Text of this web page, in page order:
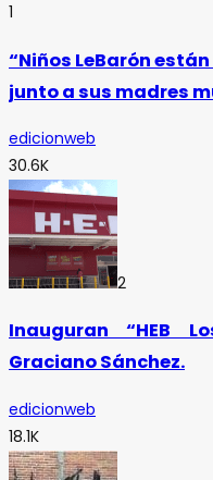
1
“Niños LeBarón
junto a sus madres
edicionweb
30.6K
2
Inauguran “HEB
Graciano Sánchez.
edicionweb
18.1K